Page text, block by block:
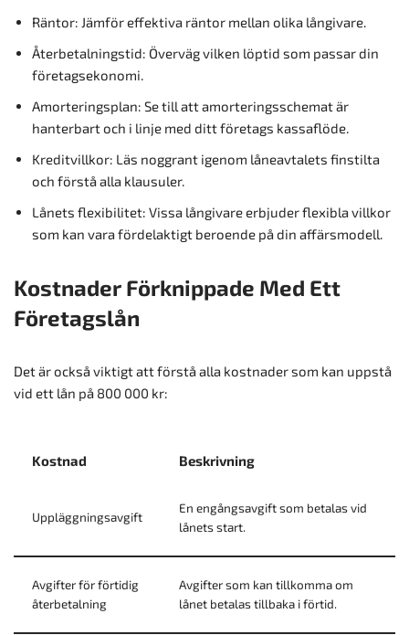
Räntor: Jämför effektiva räntor mellan olika långivare.
Återbetalningstid: Överväg vilken löptid som passar din
företagsekonomi.
Amorteringsplan: Se till att amorteringsschemat är
hanterbart och i linje med ditt företags kassaflöde.
Kreditvillkor: Läs noggrant igenom låneavtalets finstilta
och förstå alla klausuler.
Lånets flexibilitet: Vissa långivare erbjuder flexibla villkor
som kan vara fördelaktigt beroende på din affärsmodell.
Kostnader Förknippade Med Ett
Företagslån
Det är också viktigt att förstå alla kostnader som kan uppstå
vid ett lån på 800 000 kr:
Kostnad Beskrivning
Uppläggningsavgift
En engångsavgift som betalas vid
lånets start.
Avgifter för förtidig
återbetalning
Avgifter som kan tillkomma om
lånet betalas tillbaka i förtid.